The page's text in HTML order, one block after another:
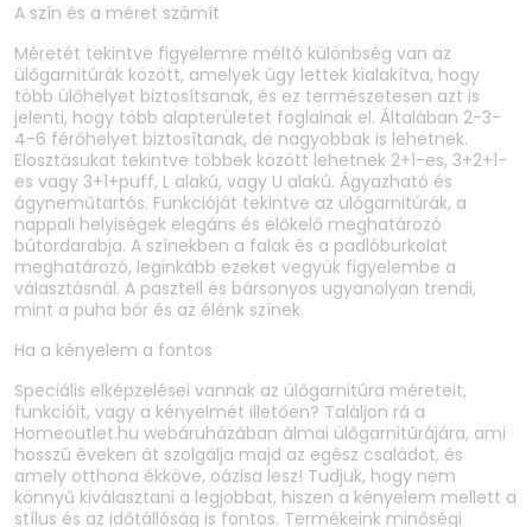
A szín és a méret számít
Méretét tekintve figyelemre méltó különbség van az
ülőgarnitúrák között, amelyek úgy lettek kialakítva, hogy
több ülőhelyet biztosítsanak, és ez természetesen azt is
jelenti, hogy több alapterületet foglalnak el. Általában 2-3-
4-6 férőhelyet biztosítanak, de nagyobbak is lehetnek.
Elosztásukat tekintve többek között lehetnek 2+1-es, 3+2+1-
es vagy 3+1+puff, L alakú, vagy U alakú. Ágyazható és
ágyneműtartós. Funkcióját tekintve az ülőgarnitúrák, a
nappali helyiségek elegáns és előkelő meghatározó
bútordarabja. A színekben a falak és a padlóburkolat
meghatározó, leginkább ezeket vegyük figyelembe a
választásnál. A pasztell és bársonyos ugyanolyan trendi,
mint a puha bőr és az élénk színek.
Ha a kényelem a fontos
Speciális elképzelései vannak az ülőgarnitúra méreteit,
funkcióit, vagy a kényelmét illetően? Találjon rá a
Homeoutlet.hu webáruházában álmai ülőgarnitúrájára, ami
hosszú éveken át szolgálja majd az egész családot, és
amely otthona ékköve, oázisa lesz! Tudjuk, hogy nem
könnyű kiválasztani a legjobbat, hiszen a kényelem mellett a
stílus és az időtállóság is fontos. Termékeink minőségi